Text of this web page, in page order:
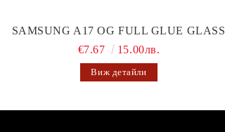
SAMSUNG A17 OG FULL GLUE GLASS
€7.67
15.00лв.
Виж детайли